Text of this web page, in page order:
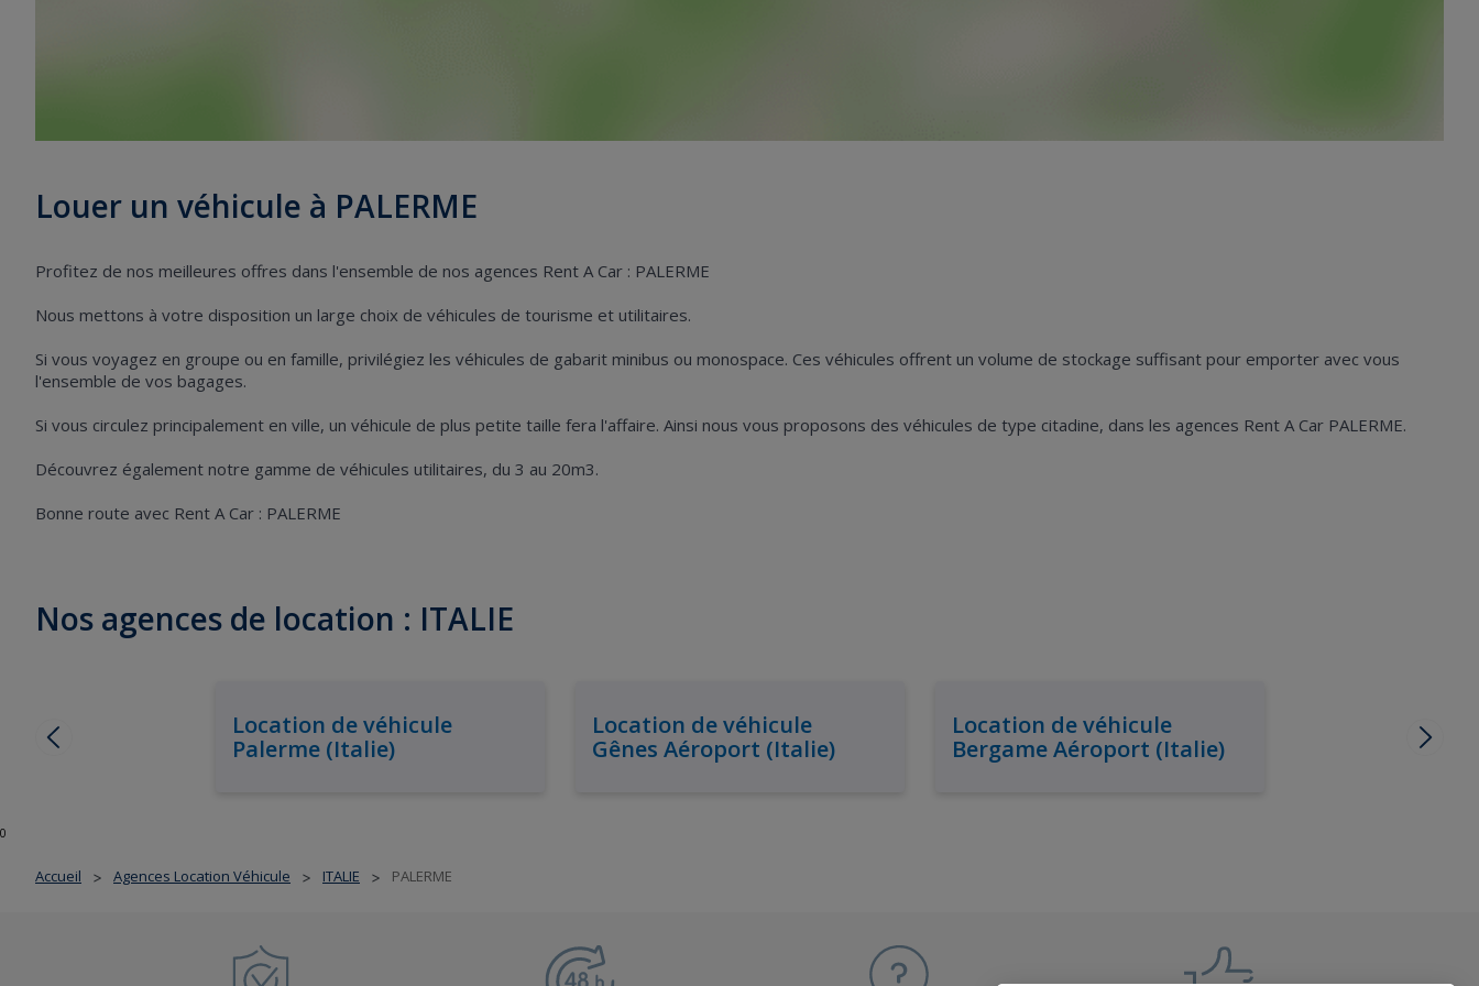
Accueil > Agences Location Véhicule > ITALIE > PALERME
Louer un véhicule à PALERME
Profitez de nos meilleures offres dans l'ensemble de nos agences Rent A Car : PALERME
Nous mettons à votre disposition un large choix de véhicules de tourisme et utilitaires.
Si vous voyagez en groupe ou en famille, privilégiez les véhicules de gabarit minibus ou monospace. Ces véhicules offrent un volume de stockage suffisant pour emporter avec vous
l'ensemble de vos bagages.
Si vous circulez principalement en ville, un véhicule de plus petite taille fera l'affaire. Ainsi nous vous proposons des véhicules de type citadine, dans les agences Rent A Car PALERME.
Découvrez également notre gamme de véhicules utilitaires, du 3 au 20m3.
Bonne route avec Rent A Car : PALERME
Nos agences de location : ITALIE
Location de véhicule
Palerme (Italie)
Location de véhicule
Gênes Aéroport (Italie)
Location de véhicule
Bergame Aéroport (Italie)
0